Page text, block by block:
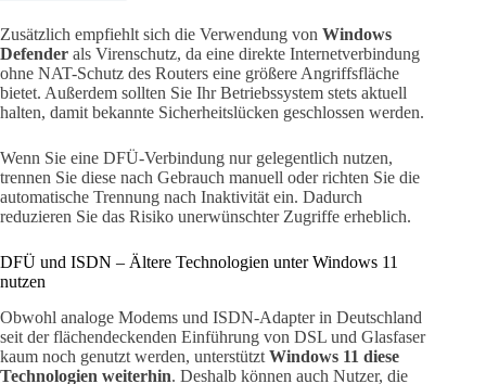
Zusätzlich empfiehlt sich die Verwendung von Windows
Defender als Virenschutz, da eine direkte Internetverbindung
ohne NAT-Schutz des Routers eine größere Angriffsfläche
bietet. Außerdem sollten Sie Ihr Betriebssystem stets aktuell
halten, damit bekannte Sicherheitslücken geschlossen werden.
Wenn Sie eine DFÜ-Verbindung nur gelegentlich nutzen,
trennen Sie diese nach Gebrauch manuell oder richten Sie die
automatische Trennung nach Inaktivität ein. Dadurch
reduzieren Sie das Risiko unerwünschter Zugriffe erheblich.
DFÜ und ISDN – Ältere Technologien unter Windows 11
nutzen
Obwohl analoge Modems und ISDN-Adapter in Deutschland
seit der flächendeckenden Einführung von DSL und Glasfaser
kaum noch genutzt werden, unterstützt Windows 11 diese
Technologien weiterhin. Deshalb können auch Nutzer, die